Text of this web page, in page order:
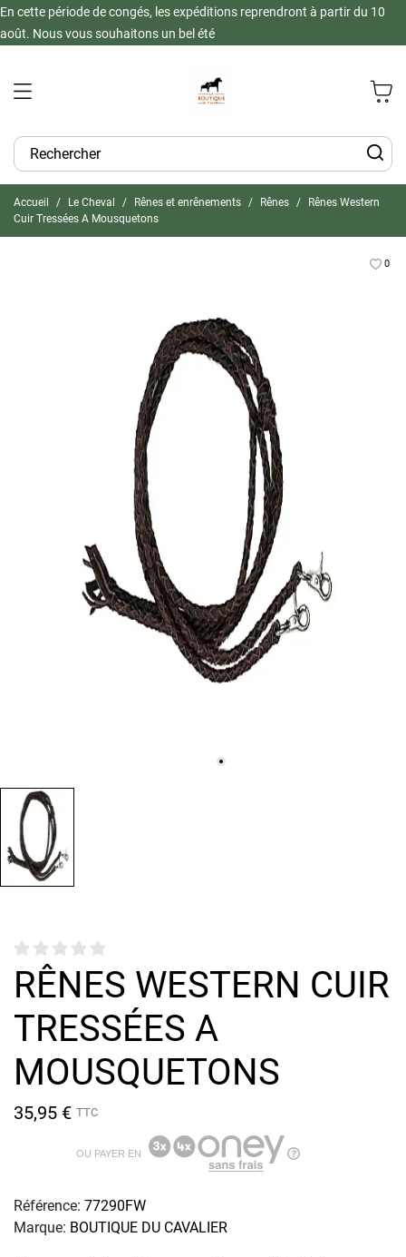
En cette période de congés, les expéditions reprendront à partir du 10
août. Nous vous souhaitons un bel été
Accueil Le Cheval Rênes et enrênements Rênes
Rênes Western
Cuir Tressées A Mousquetons
0
RÊNES WESTERN CUIR
TRESSÉES A
MOUSQUETONS
35,95 € TTC
OU PAYER EN
Référence: 77290FW
Marque: BOUTIQUE DU CAVALIER